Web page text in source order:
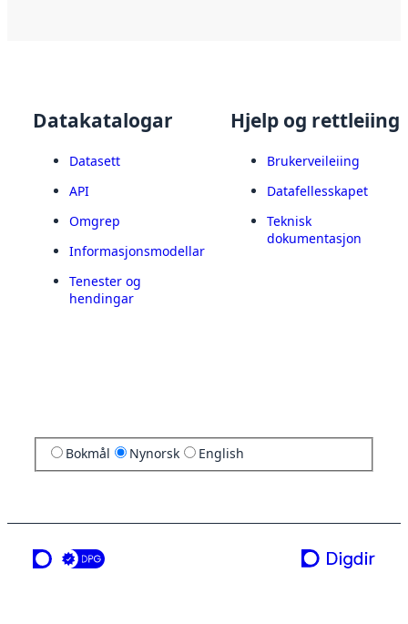
Datakatalogar
Datasett
API
Omgrep
Informasjonsmodellar
Tenester og
hendingar
Hjelp og rettleiing
Brukerveileiing
Datafellesskapet
Teknisk
dokumentasjon
Bokmål Nynorsk English